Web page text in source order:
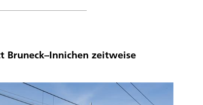
Bruneck–Innichen zeitweise